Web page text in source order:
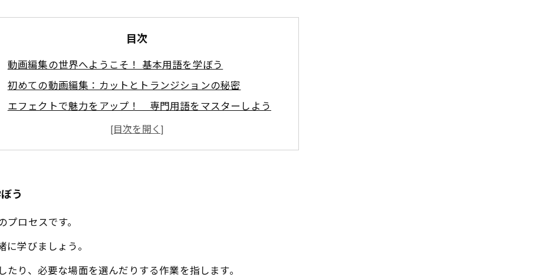
目次
動画編集の世界へようこそ！ 基本用語を学ぼう
初めての動画編集：カットとトランジションの秘密
エフェクトで魅力をアップ！ 専門用語をマスターしよう
動画編集の進化：用語を理解してスキルを向上させる
クリエイター同士のコミュニケーションを円滑にするために
あなたの動画編集スキルを次のレベルへ！
う
ロセスです。
学びましょう。
り、必要な場面を選んだりする作業を指します。